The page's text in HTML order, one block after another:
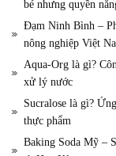
bé nhưng quyền
Đạm Ninh Bình –
nông nghiệp Việt
Aqua-Org là gì?
xử lý nước
Sucralose là gì?
thực phẩm
Baking Soda Mỹ –